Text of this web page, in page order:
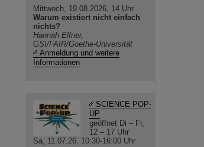
Mittwoch, 19.08.2026, 14 Uhr
Warum existiert nicht einfach
nichts?
Hannah Elfner,
GSI/FAIR/Goethe-Universität
Anmeldung und weitere
Informationen
SCIENCE POP-
UP
geöffnet Di – Fr,
12 – 17 Uhr
Sa, 11.07.26, 10:30-16:00 Uhr